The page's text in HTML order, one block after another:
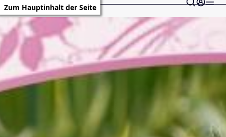
Zum Hauptinhalt der Seite